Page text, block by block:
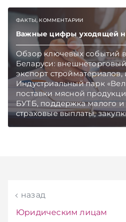
ФАКТЫ, КОММЕНТАРИИ
Важные цифры уходящей
Обзор ключевых событий
Беларуси:
экспорт стройматериалов,
Индустриальный парк
поставки мясной
БУТБ, поддержка малого и
страховые выплаты,
рост продаж новых
назад
Юридическим лицам